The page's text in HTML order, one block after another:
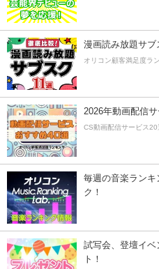
漫画読み放題サブ
オリコン顧客満足度ラ
2026年動画配信
CS動画配信サービス20
毎週の音楽ランキ
ク！
試写会、登壇イ
ト！